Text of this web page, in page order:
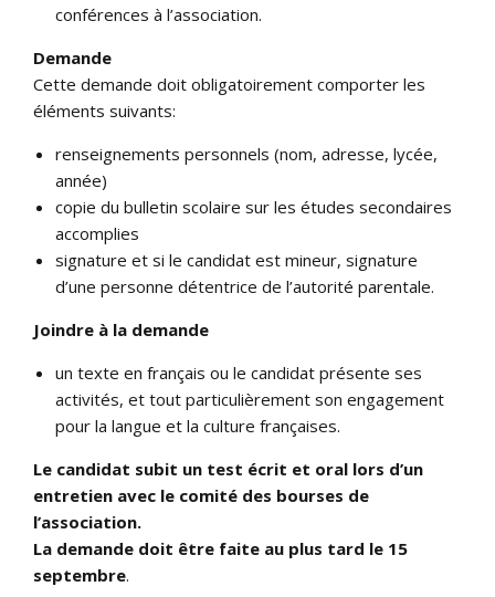
conférences à l’association.
Demande
Cette demande doit obligatoirement comporter les
éléments suivants:
renseignements personnels (nom, adresse, lycée,
année)
copie du bulletin scolaire sur les études secondaires
accomplies
signature et si le candidat est mineur, signature
d’une personne détentrice de l’autorité parentale.
Joindre à la demande
un texte en français ou le candidat présente ses
activités, et tout particulièrement son engagement
pour la langue et la culture françaises.
Le candidat subit un test écrit et oral lors d’un
entretien avec le comité des bourses de
l’association.
La demande doit être faite au plus tard le 15
septembre.